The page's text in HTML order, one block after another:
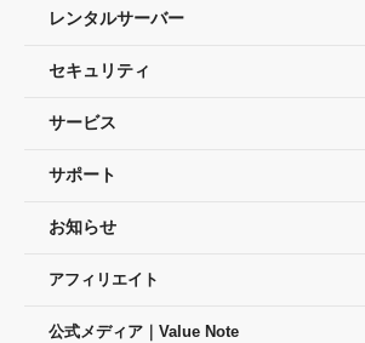
レンタルサーバー
セキュリティ
サービス
サポート
お知らせ
アフィリエイト
公式メディア｜Value Note